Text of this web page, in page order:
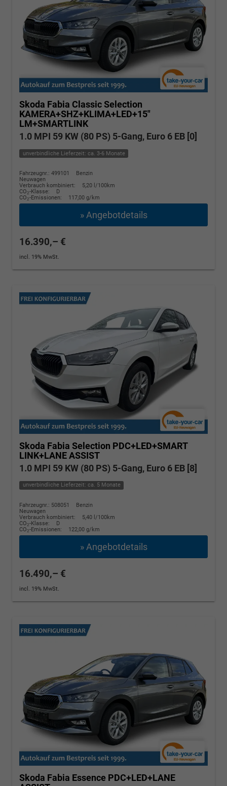
Skoda Fabia Classic Selection
KAMERA+SHZ+KLIMA+LED+15"
LM+SMARTLINK
1.0 MPI 59 KW (80 PS) 5-Gang, Euro 6 EB [0]
unverbindliche Lieferzeit: ca. 3-6 Monate
Fahrzeugnr.: 499101
Benzin
Neuwagen
Verbrauch kombiniert:
5,20 l/100km
CO2-Klasse:
D
CO2-Emissionen: 117,00 g/km
» Angebotdetails
16.390,– €
incl. 19% MwSt.
Skoda Fabia Selection PDC+LED+SMART
LINK+LANE ASSIST
1.0 MPI 59 KW (80 PS) 5-Gang, Euro 6 EB [8]
unverbindliche Lieferzeit: ca. 5 Monate
Fahrzeugnr.: 508051
Benzin
Neuwagen
Verbrauch kombiniert:
5,40 l/100km
CO2-Klasse:
D
CO2-Emissionen: 122,00 g/km
» Angebotdetails
16.490,– €
incl. 19% MwSt.
Skoda Fabia Essence PDC+LED+LANE